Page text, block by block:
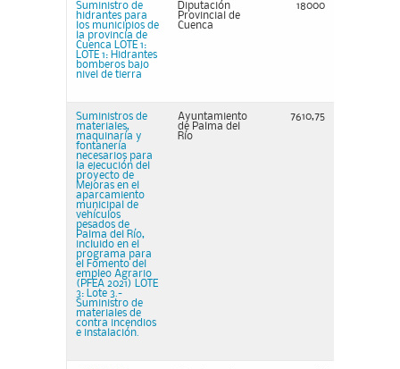
Suministro de
hidrantes para
los municipios de
la provincia de
Cuenca LOTE 1:
LOTE 1: Hidrantes
bomberos bajo
nivel de tierra
Diputación
Provincial de
Cuenca
18000
Suministros de
materiales,
maquinaría y
fontanería
necesarios para
la ejecución del
proyecto de
Mejoras en el
aparcamiento
municipal de
vehículos
pesados de
Palma del Río,
incluido en el
programa para
el Fomento del
empleo Agrario
(PFEA 2021) LOTE
3: Lote 3.-
Suministro de
materiales de
contra incendios
e instalación.
Ayuntamiento
de Palma del
Río
7610,75